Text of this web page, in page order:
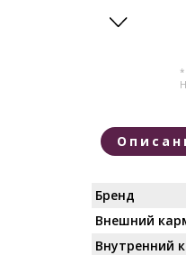
*
Бренд
Внешний
Внутренний